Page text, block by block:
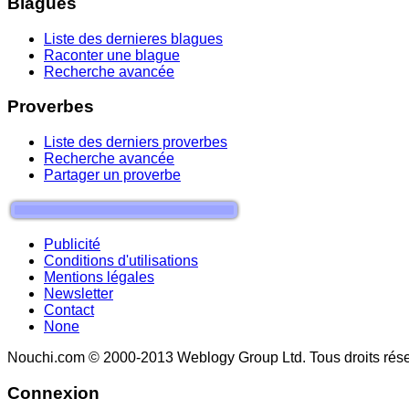
Liste des dernieres blagues
Raconter une blague
Recherche avancée
Proverbes
Liste des derniers proverbes
Recherche avancée
Partager un proverbe
Publicité
Conditions d'utilisations
Mentions légales
Newsletter
Contact
None
Nouchi.com © 2000-2013 Weblogy Group Ltd. Tous droits
Connexion